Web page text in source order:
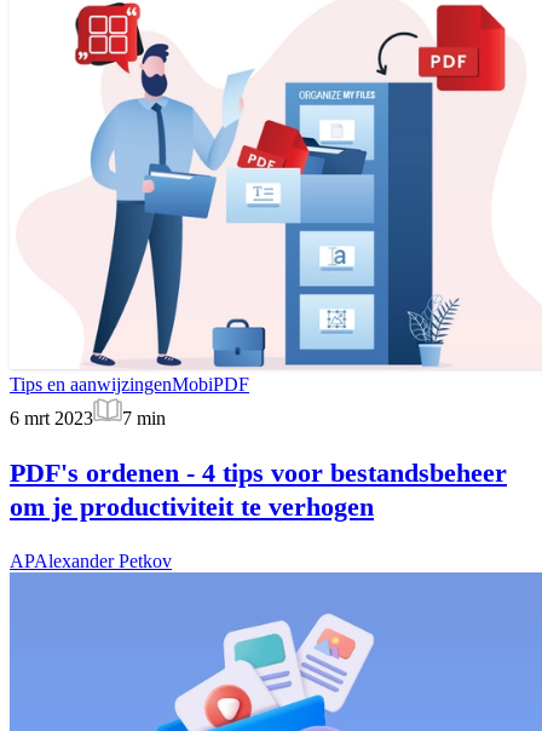
Tips en aanwijzingenMobiPDF
6 mrt 2023
7 min
PDF's ordenen - 4 tips voor bestandsbeheer
om je productiviteit te verhogen
APAlexander Petkov